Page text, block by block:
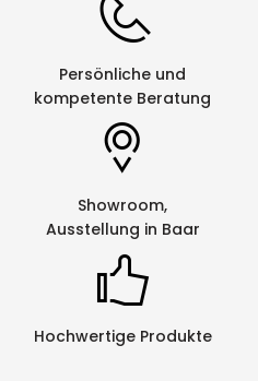
Persönliche und
kompetente Beratung
Showroom,
Ausstellung in Baar
Hochwertige Produkte